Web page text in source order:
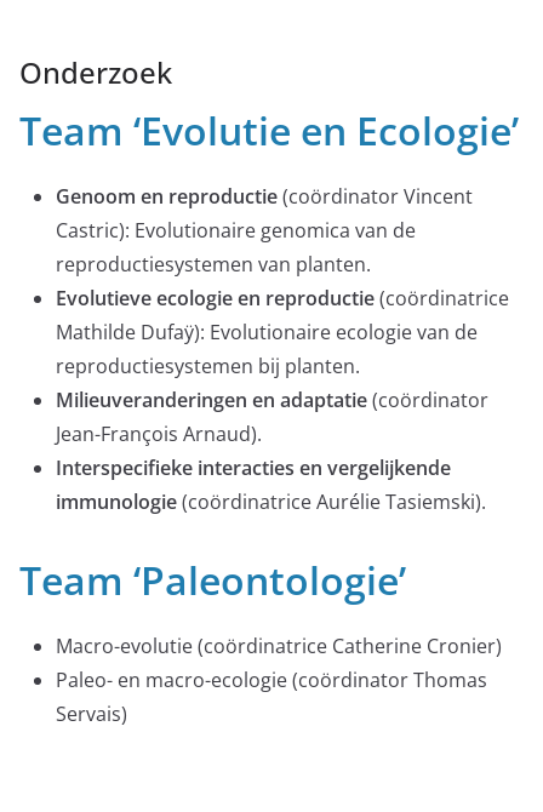
Onderzoek
Team ‘Evolutie en Ecologie’
Genoom en reproductie(coördinator Vincent
Castric): Evolutionaire genomica van de
reproductiesystemen van planten.
Evolutieve ecologie en reproductie(coördinatrice
Mathilde Dufaÿ): Evolutionaire ecologie van de
reproductiesystemen bij planten.
Milieuveranderingen en adaptatie(coördinator
Jean-François Arnaud).
Interspecifieke interacties en vergelijkende
immunologie(coördinatrice Aurélie Tasiemski).
Team ‘Paleontologie’
Macro-evolutie (coördinatrice Catherine Cronier)
Paleo- en macro-ecologie (coördinator Thomas
Servais)